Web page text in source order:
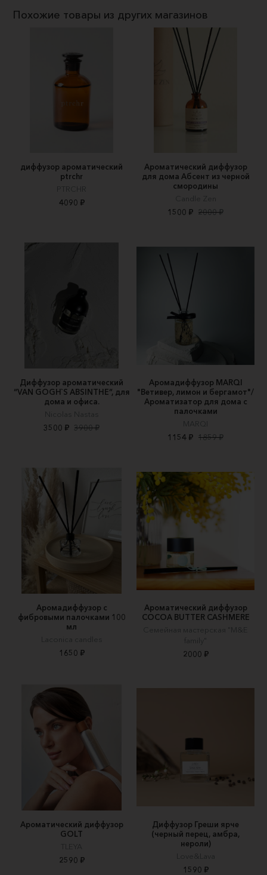
Похожие товары из других магазинов
диффузор ароматический
ptrchr
PTRCHR
4090 ₽
Ароматический диффузор
для дома Абсент из черной
смородины
Candle Zen
1500 ₽ 2000 ₽
Диффузор ароматический
“VAN GOGH`S ABSINTHE”, для
дома и офиса.
Nicolas Nastas
3500 ₽ 3900 ₽
Аромадиффузор MARQI
"Ветивер, лимон и бергамот"/
Ароматизатор для дома с
палочками
MARQI
1154 ₽ 1859 ₽
Аромадиффузор с
фибровыми палочками 100
мл
Laconica candles
1650 ₽
Ароматический диффузор
COCOA BUTTER CASHMERE
Семейная мастерская "M&E
family"
2000 ₽
Ароматический диффузор
GOLT
TLEYA
2590 ₽
Диффузор Греши ярче
(черный перец, амбра,
нероли)
Love&Lava
1590 ₽